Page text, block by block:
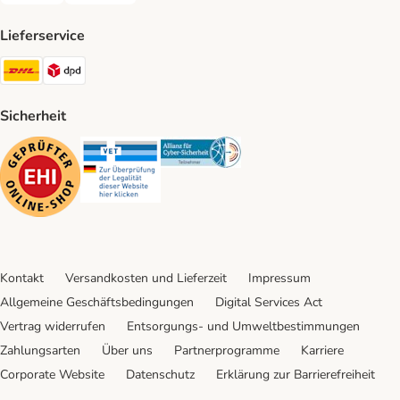
Lieferservice
DHL Shipping Method
Sicherheit
Security Security Security
Kontakt Versandkosten und Lieferzeit
Impressum
Allgemeine Geschäftsbedingungen
Digital Services Act
Vertrag widerrufen
Entsorgungs- und Umweltbestimmungen
Zahlungsarten
Über uns Partnerprogramme
Karriere
Corporate Website
Datenschutz Erklärung zur Barrierefreiheit